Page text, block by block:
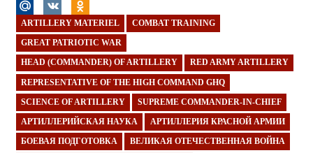
ARTILLERY MATERIEL COMBAT TRAINING
GREAT PATRIOTIC WAR
HEAD (COMMANDER) OF ARTILLERY RED ARMY ARTILLERY
REPRESENTATIVE OF THE HIGH COMMAND GHQ
SCIENCE OF ARTILLERY SUPREME COMMANDER-IN-CHIEF
АРТИЛЛЕРИЙСКАЯ НАУКА АРТИЛЛЕРИЯ КРАСНОЙ АРМИИ
БОЕВАЯ ПОДГОТОВКА ВЕЛИКАЯ ОТЕЧЕСТВЕННАЯ ВОЙНА